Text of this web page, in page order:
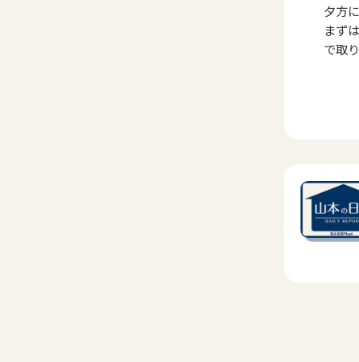
夕方
まず
で取